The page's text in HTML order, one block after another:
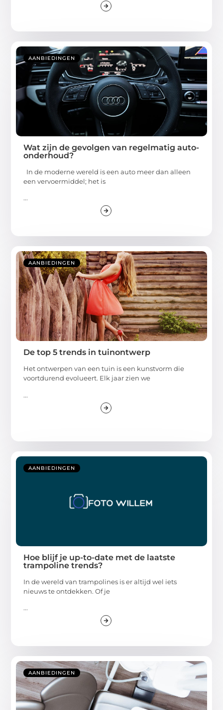
AANBIEDINGEN
Wat zijn de gevolgen van regelmatig auto-
onderhoud?
In de moderne wereld is een auto meer dan alleen
een vervoermiddel; het is
...
AANBIEDINGEN
De top 5 trends in tuinontwerp
Het ontwerpen van een tuin is een kunstvorm die
voortdurend evolueert. Elk jaar zien we
...
AANBIEDINGEN
Hoe blijf je up-to-date met de laatste
trampoline trends?
In de wereld van trampolines is er altijd wel iets
nieuws te ontdekken. Of je
...
AANBIEDINGEN